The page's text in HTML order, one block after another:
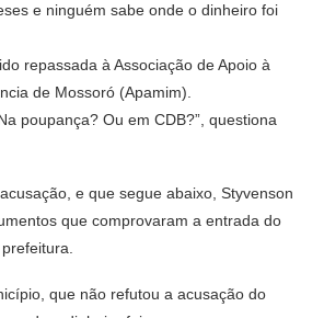
e ninguém sabe onde o dinheiro foi
repassada à Associação de Apoio à
de Mossoró (Apamim).
poupança? Ou em CDB?”, questiona
e que segue abaixo, Styvenson
que comprovaram a entrada do
que não refutou a acusação do